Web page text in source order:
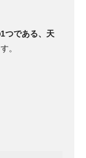
つである、天
。